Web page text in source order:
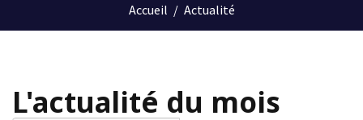
Accueil / Actualité
L'actualité du mois